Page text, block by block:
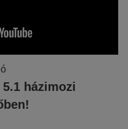
házimozi